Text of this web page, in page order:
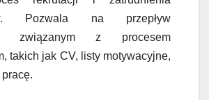
Pozwala na przepływ
związanym z procesem
takich jak CV, listy motywacyjne,